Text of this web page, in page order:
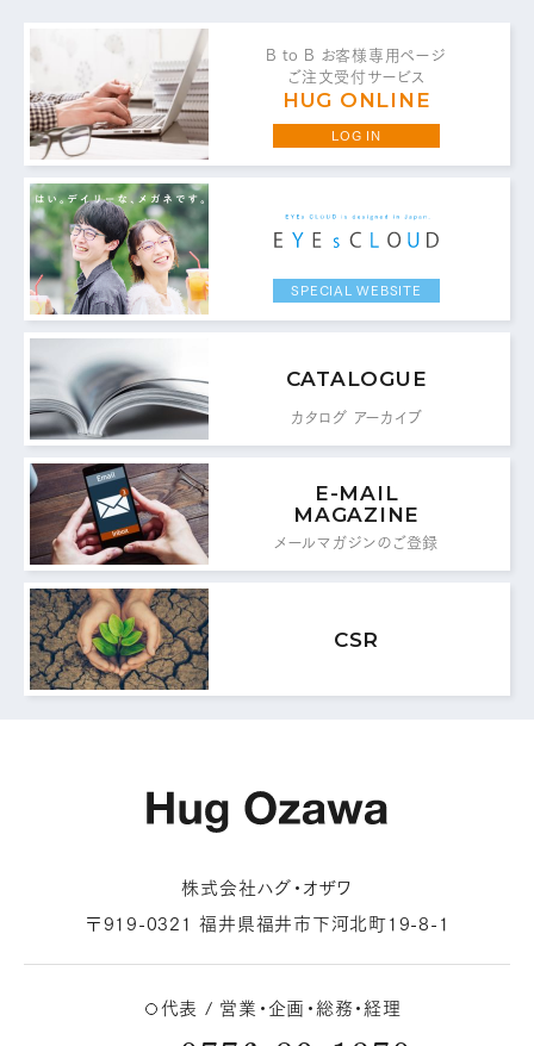
お問い合わせ・ご意見は
こちらからお願いいたします。
代表 / 営業・企画・総務・経理
TEL：0776-89-1370
0776-89-1375
商品センター直通
TEL：0776-87-0890
FAX： 0776-87-0891
MAIL FORM
メールフォームはこちら
B to B お客様専用ページ
ご注文受付サービス
HUG ONLINE
LOG IN
SPECIAL WEBSITE
CATALOGUE
カタログ アーカイブ
E-MAIL
MAGAZINE
メールマガジンのご登録
CSR
株式会社ハグ・オザワ
〒919-0321 福井県福井市下河北町19-8-1
代表 / 営業・企画・総務・経理